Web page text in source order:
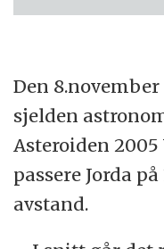
Den
sjelden
Asteroiden
passere Jorda
avstand.